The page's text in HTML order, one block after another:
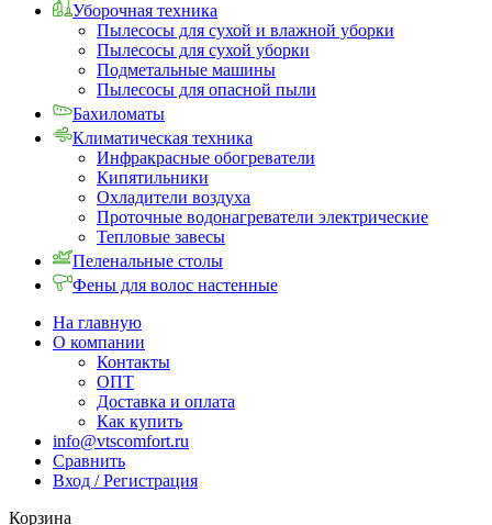
Уборочная техника
Пылесосы для сухой и влажной уборки
Пылесосы для сухой уборки
Подметальные машины
Пылесосы для опасной пыли
Бахиломаты
Климатическая техника
Инфракрасные обогреватели
Кипятильники
Охладители воздуха
Проточные водонагреватели электрические
Тепловые завесы
Пеленальные столы
Фены для волос настенные
На главную
О компании
Контакты
ОПТ
Доставка и оплата
Как купить
info@vtscomfort.ru
Сравнить
Вход / Регистрация
Корзина